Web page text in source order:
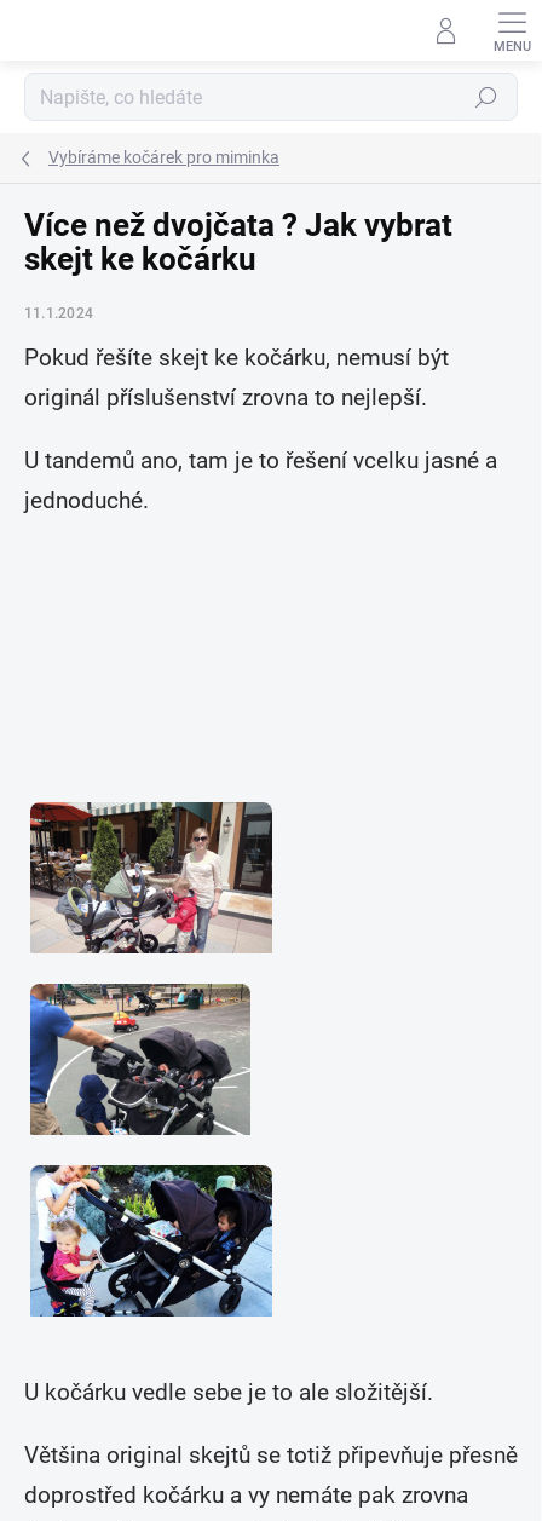
Hledat
Vybíráme kočárek pro miminka
Více než dvojčata ? Jak vybrat
skejt ke kočárku
11.1.2024
Pokud řešíte skejt ke kočárku, nemusí být
originál příslušenství zrovna to nejlepší.
U tandemů ano, tam je to řešení vcelku jasné a
jednoduché.
U kočárku vedle sebe je to ale složitější.
Většina original skejtů se totiž připevňuje přesně
doprostřed kočárku a vy nemáte pak zrovna